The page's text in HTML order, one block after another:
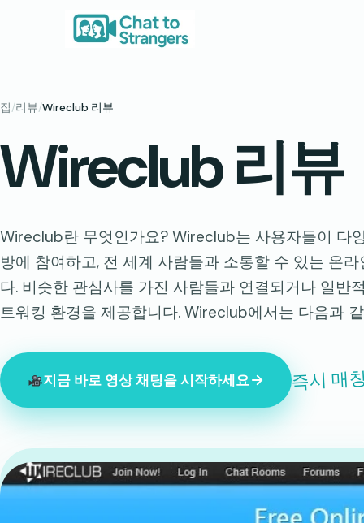
바
가
기
집/리뷰/Wireclub 리뷰
Wireclub 리뷰
Wireclub란 무엇인가요? Wireclub는 사용자들이 다
방에 참여하고, 전 세계 사람들과 소통할 수 있는 온
다. 비슷한 관심사를 가진 사람들과 연결되거나 일반
트워킹 환경을 제공합니다. Wireclub에서는 다음과
지금 바로 영상 채팅을 시작하세요 즉시 매